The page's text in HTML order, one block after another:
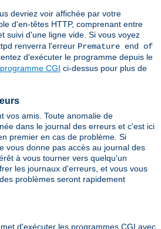
devriez voir affichée par votre
d'en-têtes HTTP, comprenant entre
et suivi d'une ligne vide. Si vous voyez
renverra l'erreur Premature end of
d'exécuter le programme depuis le
CGI ci-dessus pour plus de
vos amis. Toute anomalie de
dans le journal des erreurs et c'est ici
premier en cas de problème. Si
vous donne pas accès au journal des
à vous tourner vers quelqu'un
les journaux d'erreurs, et vous vous
problèmes seront rapidement
d'exécuter les programmes CGI avec